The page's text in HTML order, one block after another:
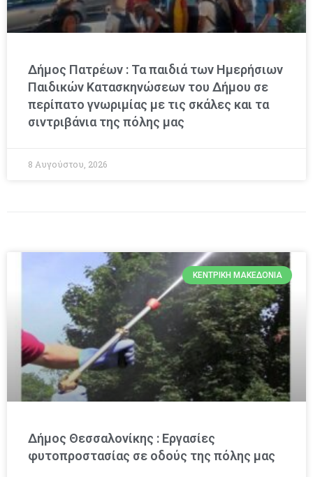
Δήμος Πατρέων : Τα παιδιά των Ημερήσιων
Παιδικών Κατασκηνώσεων του Δήμου σε
περίπατο γνωριμίας με τις σκάλες και τα
σιντριβάνια της πόλης μας
8 Αυγούστου, 2026
ΚΕΝΤΡΙΚΉ ΜΑΚΕΔΟΝΊΑ
Δήμος Θεσσαλονίκης : Εργασίες
φυτοπροστασίας σε οδούς της πόλης μας